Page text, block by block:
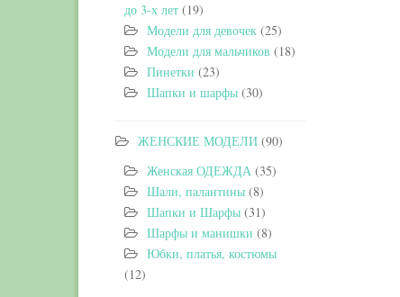
до 3-х лет (19)
Модели для девочек (25)
Модели для мальчиков (18)
Пинетки (23)
Шапки и шарфы (30)
ЖЕНСКИЕ МОДЕЛИ (90)
Женская ОДЕЖДА (35)
Шали, палантины (8)
Шапки и Шарфы (31)
Шарфы и манишки (8)
Юбки, платья, костюмы
(12)